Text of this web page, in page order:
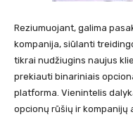
Reziumuojant, galima
kompanija, siūlanti
tikrai nudžiugins naujus
prekiauti binariniais
platforma. Vienintelis
opcionų rūšių ir kompanijų